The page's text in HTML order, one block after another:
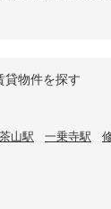
貸物件を探す
茶山駅 一乗寺駅